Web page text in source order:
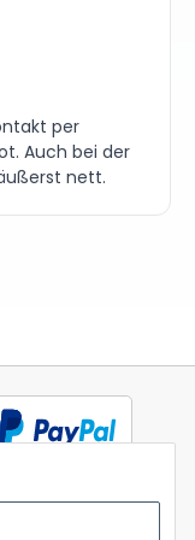
per
Auch bei der
nett.